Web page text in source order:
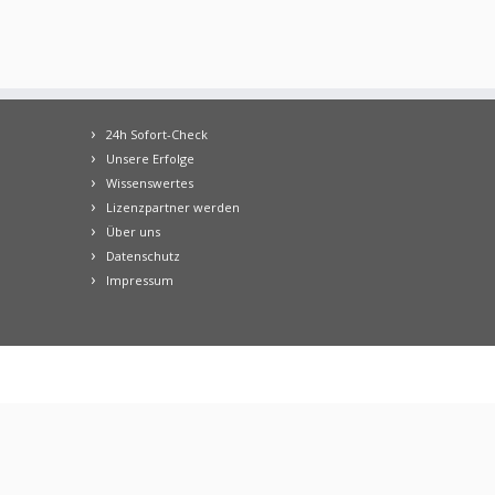
24h Sofort-Check
Unsere Erfolge
Wissenswertes
Lizenzpartner werden
Über uns
Datenschutz
Impressum